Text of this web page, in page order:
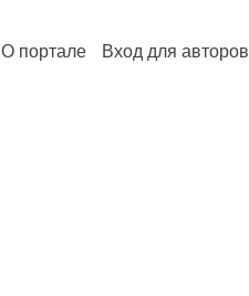
О портале Вход для авторов